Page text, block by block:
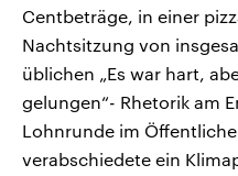
Centbeträge, in einer
Nachtsitzung von
üblichen „Es war hart,
gelungen“- Rhetorik am
Lohnrunde im
verabschiedete ein